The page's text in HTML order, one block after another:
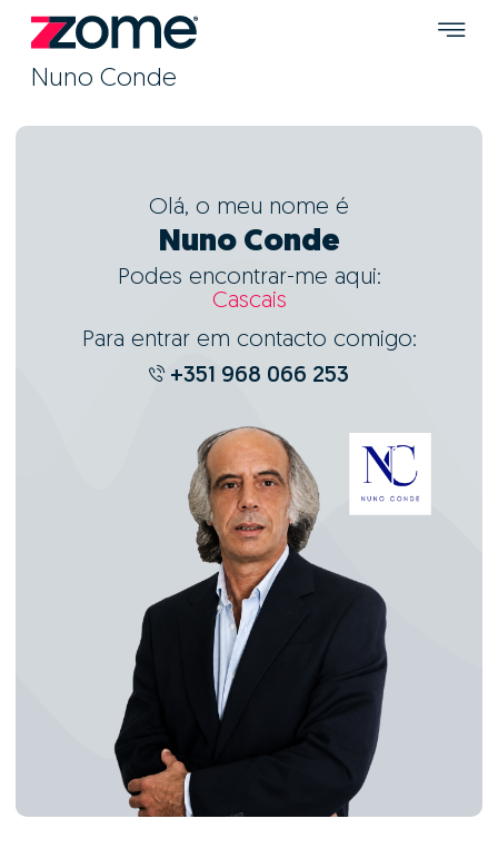
Nuno Conde
Olá, o meu nome é
Nuno Conde
Podes encontrar-me aqui:
Cascais
Para entrar em contacto comigo:
+351 968 066 253